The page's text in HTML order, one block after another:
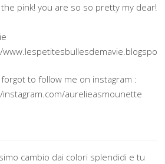
the pink! you are so so pretty my dear!
forgot to follow me on instagram :
aurelieasmounette
cambio dai colori splendidi e tu